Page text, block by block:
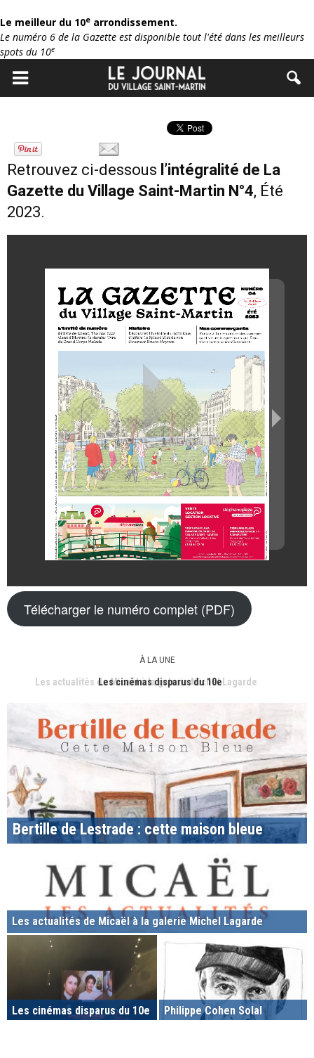
Le meilleur du 10e arrondissement.
Le numéro 6 de la Gazette est disponible tout l'été dans les meilleurs
spots du 10e
Retrouvez ci-dessous l’intégralité de La
Gazette du Village Saint-Martin N°4, Été
2023.
Télécharger le numéro complet (PDF)
À LA UNE
Les cinémas disparus du 10e
Bertille de Lestrade : cette maison bleue
Les actualités de Micaël à la galerie Michel Lagarde
Les cinémas disparus du 10e Philippe Cohen Solal